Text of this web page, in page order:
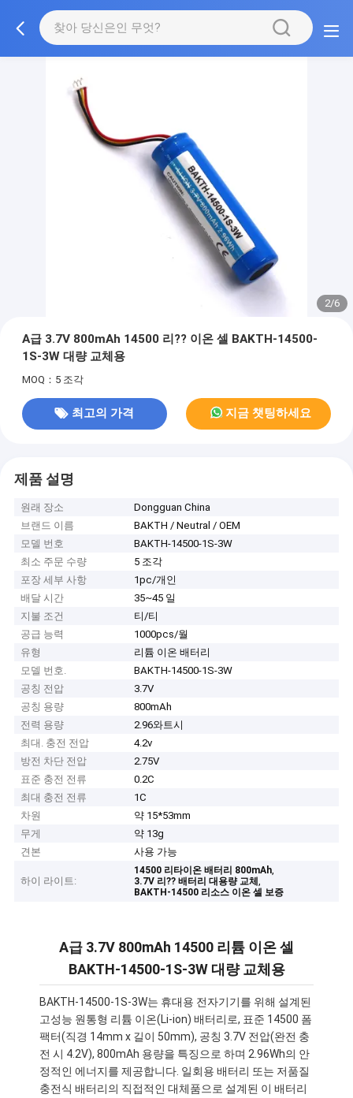
2/6
A급 3.7V 800mAh 14500 리?? 이온 셀 BAKTH-14500-
1S-3W 대량 교체용
MOQ：5 조각
최고의 가격 지금 챗팅하세요
제품 설명
원래 장소
Dongguan China
브랜드 이름
BAKTH / Neutral / OEM
모델 번호
BAKTH-14500-1S-3W
최소 주문 수량
5 조각
포장 세부 사항
1pc/개인
배달 시간
35~45 일
지불 조건
티/티
공급 능력
1000pcs/월
유형
리튬 이온 배터리
모델 번호.
BAKTH-14500-1S-3W
공칭 전압
3.7V
공칭 용량
800mAh
전력 용량
2.96와트시
최대. 충전 전압
4.2v
방전 차단 전압
2.75V
표준 충전 전류
0.2C
최대 충전 전류
1C
차원
약 15*53mm
무게
약 13g
견본
사용 가능
하이 라이트:
14500 리타이온 배터리 800mAh,
3.7V 리?? 배터리 대용량 교체,
BAKTH-14500 리소스 이온 셀 보증
A급 3.7V 800mAh 14500 리튬 이온 셀
BAKTH-14500-1S-3W 대량 교체용
BAKTH-14500-1S-3W는 휴대용 전자기기를 위해 설계된
고성능 원통형 리튬 이온(Li-ion) 배터리로, 표준 14500 폼
팩터(직경 14mm x 길이 50mm), 공칭 3.7V 전압(완전 충
전 시 4.2V), 800mAh 용량을 특징으로 하며 2.96Wh의 안
정적인 에너지를 제공합니다. 일회용 배터리 또는 저품질
충전식 배터리의 직접적인 대체품으로 설계된 이 배터리